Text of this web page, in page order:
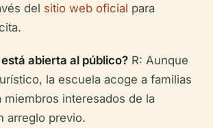
del sitio web oficial para
abierta al público? R: Aunque
la escuela acoge a familias
miembros interesados de la
arreglo previo.